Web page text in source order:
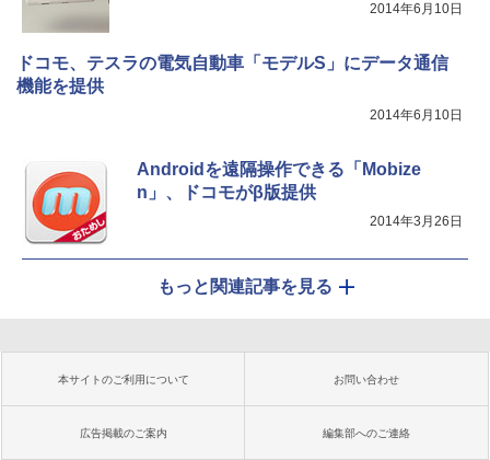
2014年6月10日
ドコモ、テスラの電気自動車「モデルS」にデータ通信
機能を提供
2014年6月10日
Androidを遠隔操作できる「Mobize
n」、ドコモがβ版提供
2014年3月26日
もっと関連記事を見る
本サイトのご利用について お問い合わせ
広告掲載のご案内 編集部へのご連絡